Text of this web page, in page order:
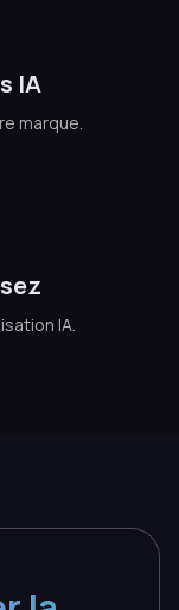
IA
marque.
IA.